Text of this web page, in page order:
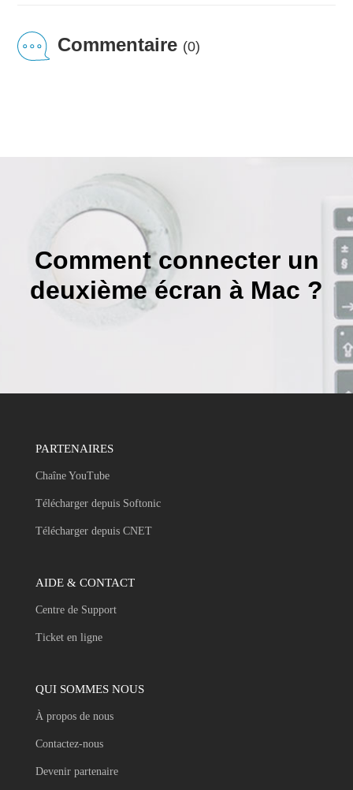
Commentaire (0)
Comment connecter un
deuxième écran à Mac ?
PARTENAIRES
Chaîne YouTube
Télécharger depuis Softonic
Télécharger depuis CNET
AIDE & CONTACT
Centre de Support
Ticket en ligne
QUI SOMMES NOUS
À propos de nous
Contactez-nous
Devenir partenaire